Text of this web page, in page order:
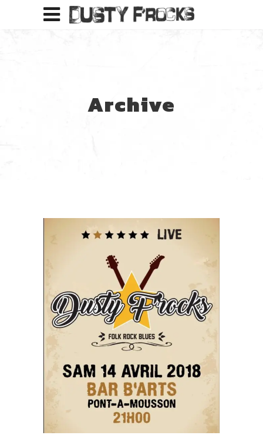
Archive